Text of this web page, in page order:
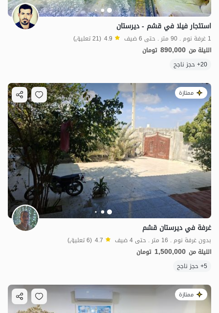
1.5مليون ت 4.3
استئجار فيلا في قشم - ديرستان
1 غرفة نوم . 90 متر . حتى 6 ضيف 4.9 (21 تعليق)
الليلة من 890,000 تومان
20+ حجز ناجح
ممتازة
غرفة في ديرستان قشم
بدون غرفة نوم . 16 متر . حتى 4 ضيف 4.7 (6 تعليق)
الليلة من 1,500,000 تومان
5+ حجز ناجح
ممتازة